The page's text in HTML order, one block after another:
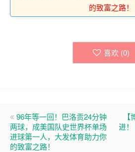
的致富之路！
喜欢 (0)
96年等一回！巴洛贡24分钟
两球，成美国队史世界杯单场
进球第一人，大发体育助力你
的致富之路！
进！